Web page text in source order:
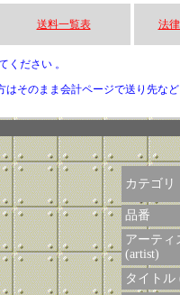
送料一覧表 法
ください 。
そのまま会計ページで送り先な
カテゴリ
品番
アーティ
(artist)
タイトル